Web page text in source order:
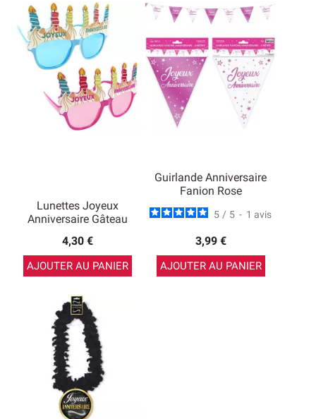
Lunettes Joyeux
Anniversaire Gâteau
4,30 €
AJOUTER AU PANIER
Guirlande Anniversaire
Fanion Rose
5 / 5 - 1 avis
3,99 €
AJOUTER AU PANIER